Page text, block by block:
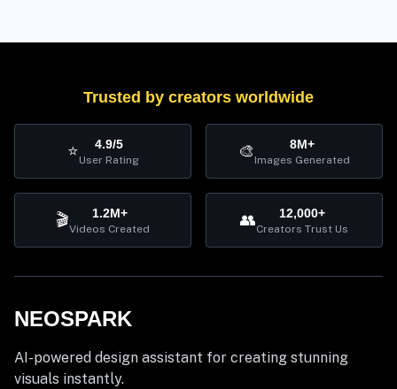
Trusted by creators worldwide
⭐ 4.9/5
User Rating 🎨 8M+
Images Generated
🎬 1.2M+
Videos Created 👥 12,000+
Creators Trust Us
NEOSPARK
AI-powered design assistant for creating stunning
visuals instantly.